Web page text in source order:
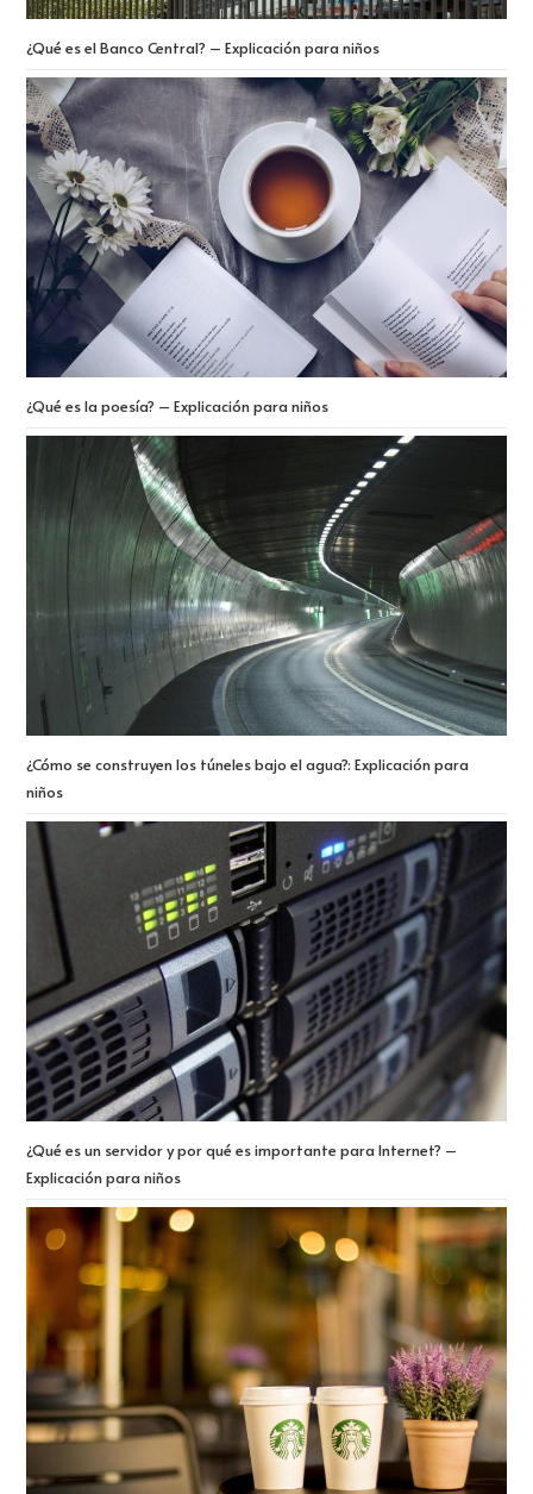
¿Qué es el Banco Central? – Explicación para niños
¿Qué es la poesía? – Explicación para niños
¿Cómo se construyen los túneles bajo el agua?: Explicación para
niños
¿Qué es un servidor y por qué es importante para Internet? –
Explicación para niños